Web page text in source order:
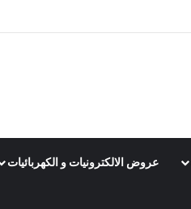
عروض الالكترونيات و الكهربائيات